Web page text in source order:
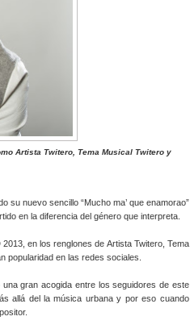
Artista Twitero, Tema Musical Twitero y
su nuevo sencillo “Mucho ma’ que enamorao”
en la diferencia del género que interpreta.
en los renglones de Artista Twitero, Tema
popularidad en las redes sociales.
gran acogida entre los seguidores de este
allá del la música urbana y por eso cuando